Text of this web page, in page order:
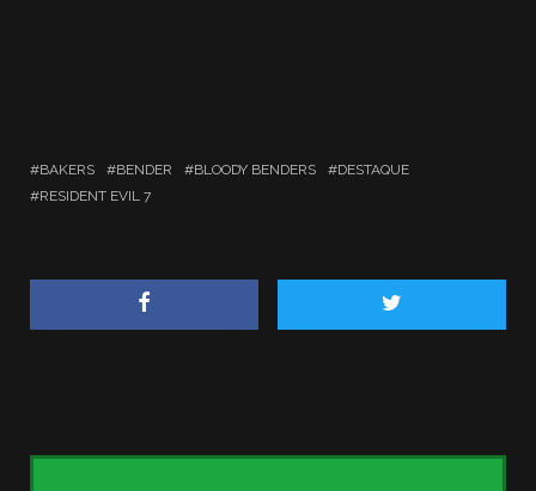
BAKERS BENDER BLOODY BENDERS
DESTAQUE
RESIDENT EVIL 7